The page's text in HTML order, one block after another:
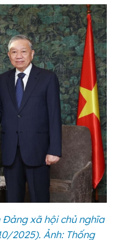
Đảng xã hội chủ nghĩa
2025). Ảnh: Thống